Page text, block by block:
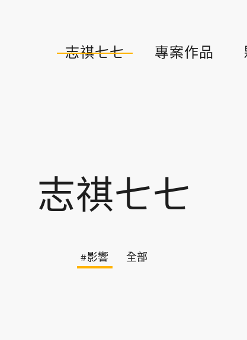
志祺七七 專案作品
志祺七七
#影響 全部